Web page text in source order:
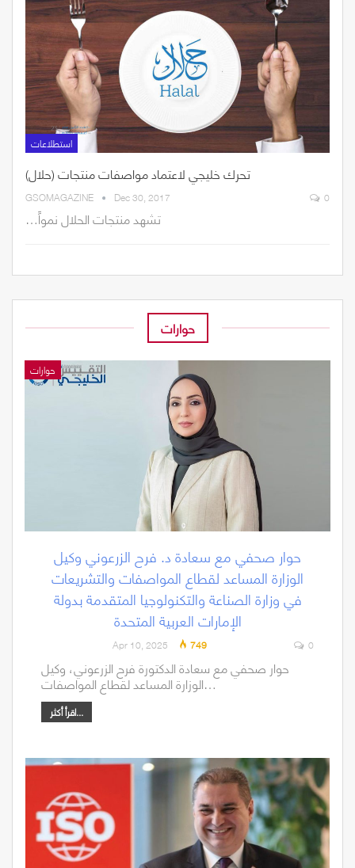
استطلاعات
تحرك خليجي لاعتماد مواصفات منتجات (حلال)
GSOMAGAZINE Dec 30, 2017 0
تشهد‭ ‬منتجات‭ ‬الحلال‭ ‬نمواً‭…
حوارات
حوارات
حوار صحفي مع سعادة د. فرح الزرعوني وكيل
الوزارة المساعد لقطاع المواصفات والتشريعات
في وزارة الصناعة والتكنولوجيا المتقدمة بدولة
الإمارات العربية المتحدة
Apr 10, 2025 749 0
حوار صحفي مع سعادة الدكتورة فرح الزرعوني، وكيل
الوزارة المساعد لقطاع المواصفات…
اقرأ أكثر...